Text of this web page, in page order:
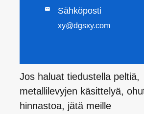
 Sähköposti
xy@dgsxy.com
Jos haluat tiedustella peltiä,
metallilevyjen käsittelyä,
hinnastoa, jätä meille